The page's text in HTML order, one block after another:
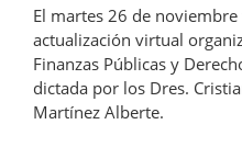
El martes 26 de
actualización virtual
Finanzas Públicas y
dictada por los Dres.
Martínez Alberte.